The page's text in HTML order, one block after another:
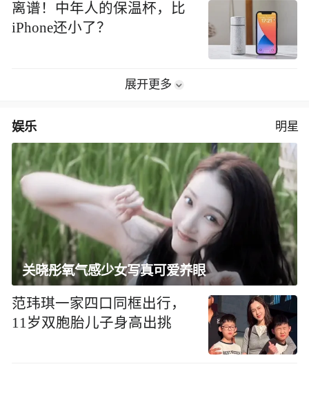
离谱！中年人的保温杯，比
iPhone还小了？
展开更多
娱乐 明星
关晓彤氧气感少女写真可爱养眼
范玮琪一家四口同框出行，
11岁双胞胎儿子身高出挑